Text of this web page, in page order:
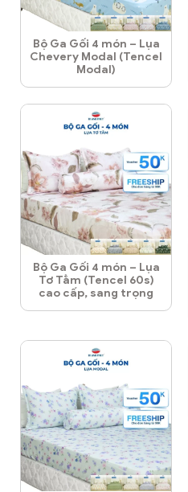
Bộ Ga Gối 4 món – Lụa
Chevery Modal (Tencel
Modal)
Bộ Ga Gối 4 món – Lụa
Tơ Tằm (Tencel 60s)
cao cấp, sang trọng